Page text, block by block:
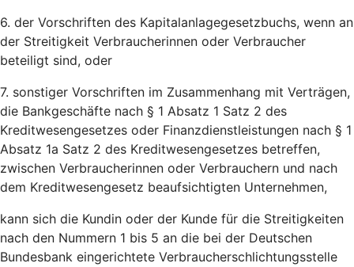
6. der Vorschriften des Kapitalanlagegesetzbuchs, wenn an
der Streitigkeit Verbraucherinnen oder Verbraucher
beteiligt sind, oder
7. sonstiger Vorschriften im Zusammenhang mit Verträgen,
die Bankgeschäfte nach § 1 Absatz 1 Satz 2 des
Kreditwesengesetzes oder Finanzdienstleistungen nach § 1
Absatz 1a Satz 2 des Kreditwesengesetzes betreffen,
zwischen Verbraucherinnen oder Verbrauchern und nach
dem Kreditwesengesetz beaufsichtigten Unternehmen,
kann sich die Kundin oder der Kunde für die Streitigkeiten
nach den Nummern 1 bis 5 an die bei der Deutschen
Bundesbank eingerichtete Verbraucherschlichtungsstelle